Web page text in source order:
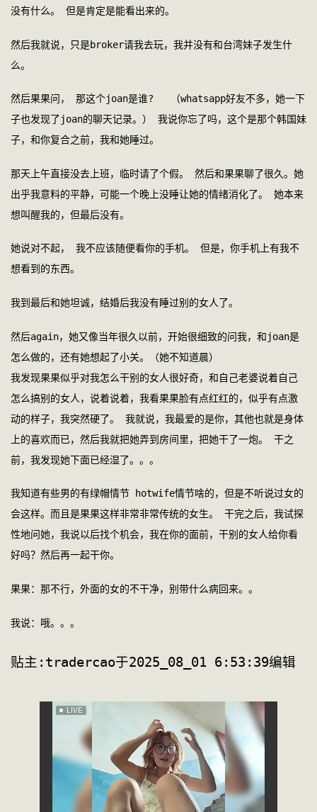
没有什么。 但是肯定是能看出来的。
然后我就说，只是broker请我去玩，我并没有和台湾妹子发生什
么。
然后果果问， 那这个joan是谁?   （whatsapp好友不多，她一下
子也发现了joan的聊天记录。） 我说你忘了吗，这个是那个韩国妹
子，和你复合之前，我和她睡过。
那天上午直接没去上班，临时请了个假。 然后和果果聊了很久。她
出乎我意料的平静，可能一个晚上没睡让她的情绪消化了。 她本来
想叫醒我的，但最后没有。
她说对不起， 我不应该随便看你的手机。 但是，你手机上有我不
想看到的东西。
我到最后和她坦诚，结婚后我没有睡过别的女人了。
然后again，她又像当年很久以前，开始很细致的问我，和joan是
怎么做的，还有她想起了小关。（她不知道晨）
我发现果果似乎对我怎么干别的女人很好奇，和自己老婆说着自己
怎么搞别的女人，说着说着，我看果果脸有点红红的，似乎有点激
动的样子，我突然硬了。 我就说，我最爱的是你，其他也就是身体
上的喜欢而已，然后我就把她弄到房间里，把她干了一炮。 干之
前，我发现她下面已经湿了。。。
我知道有些男的有绿帽情节 hotwife情节啥的，但是不听说过女的
会这样。而且是果果这样非常非常传统的女生。 干完之后，我试探
性地问她，我说以后找个机会，我在你的面前，干别的女人给你看
好吗？然后再一起干你。
果果：那不行，外面的女的不干净，别带什么病回来。。
我说：哦。。。